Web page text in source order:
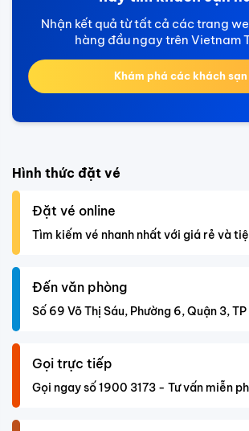
Nhận kết quả từ tất cả các trang
hàng đầu ngay trên Vietnam
Khám phá các khách sạn
Hình thức đặt vé
Đặt vé online
Tìm kiếm vé nhanh nhất với giá rẻ và
Đến văn phòng
Số 69 Võ Thị Sáu, Phường 6, Quận 3,
Gọi trực tiếp
Gọi ngay số 1900 3173 - Tư vấn miễn